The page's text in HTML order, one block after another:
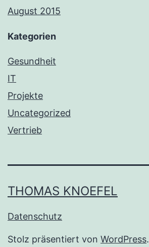
August 2015
Kategorien
Gesundheit
IT
Projekte
Uncategorized
Vertrieb
THOMAS KNOEFEL
Datenschutz
Stolz präsentiert von WordPress.